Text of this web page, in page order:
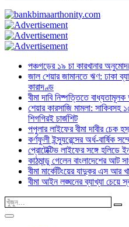
পঞ্চগড়ের ১৯ চা কারখানার
জাল শেয়ার জামানতে ঋণ: ঢাকা
কারাদণ্ড
বীমা দাবি নিষ্পত্তিতে
শেয়ার কারসাজি মামলা: সাকিবসহ
শিগগিরই চার্জশিট
পপুলার লাইফের বীমা দাবীর চেক
কর্ণফুলী ইন্স্যুরেন্সের অর্ধ-বার্ষিক
প্রোটেক্টিভ লাইফের সঙ্গে হলিডে
কাঠমান্ডু গেলেন বাংলাদেশের আট
বীমা মার্কেটিংয়ের যাদুকর এস আর
বীমা আইন লঙ্ঘনের ব্যাখ্যা চেয়ে